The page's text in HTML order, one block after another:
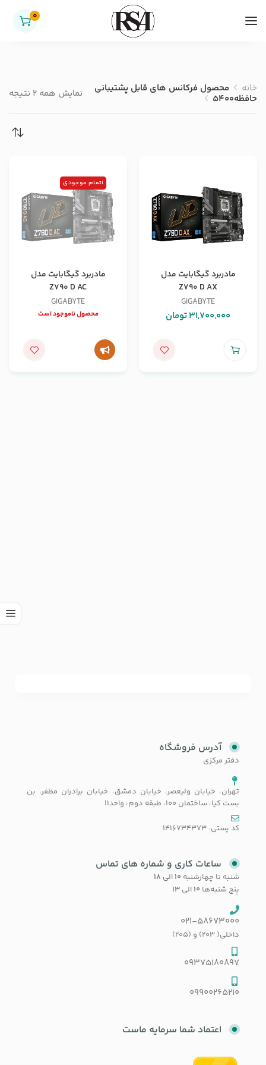
0
خانه محصول فرکانس های قابل پشتیبانی
حافظه5400 نمایش همه 2 نتیجه
مادربرد گیگابایت مدل
Z790 D AX
GIGABYTE
31,700,000تومان
اتمام موجودی
مادربرد گیگابایت مدل
Z790 D AC
GIGABYTE
محصول ناموجود است
آدرس فروشگاه
دفتر مرکزی
تهران، خیابان ولیعصر، خیابان دمشق، خیابان برادران مظفر، بن
بست کیا، ساختمان 100، طبقه دوم، واحد11
کد پستی: 1416734373
ساعات کاری و شماره های تماس
شنبه تا چهارشنبه ۱۰ الی ۱۸
پنج شنبه‌ها ۱۰ الی ۱۳
021-58673000
داخلی( 203) و (205)
09375180897
09900265210
اعتماد شما سرمایه ماست